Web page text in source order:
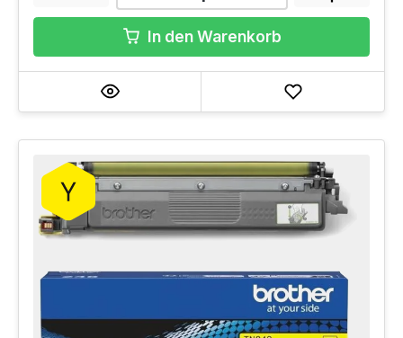
In den Warenkorb